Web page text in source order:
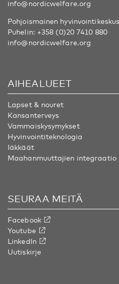
info@nordicwelfare.org
Pohjoismainen
Puhelin: +358 (0)20 7410 880
info@nordicwelfare.org
AIHEALUEET
Lapset & nouret
Kansanterveys
Vammaiskysymykset
Hyvinvointiteknologia
Iäkkäät
Maahanmuuttajien integraatio
SEURAA MEITÄ
Facebook
Youtube
LinkedIn
Uutiskirje